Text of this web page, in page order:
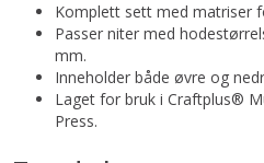
Komplett sett med matriser
Passer niter med
mm.
Inneholder både øvre og
Laget for bruk i Craftplus®
Press.